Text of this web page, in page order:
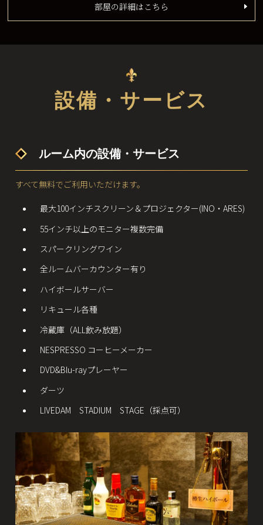
部屋の詳細はこちら
設備・サービス
ルーム内の設備・サービス
すべて無料でご利用いただけます。
最大100インチスクリーン＆プロジェクター(INO・ARES)
55インチ以上のモニター複数完備
スパークリングワイン
全ルームバーカウンター有り
ハイボールサーバー
リキュール各種
冷蔵庫（ALL飲み放題）
NESPRESSO コーヒーメーカー
DVD&Blu-rayプレーヤー
ダーツ
LIVEDAM STADIUM STAGE（採点可）